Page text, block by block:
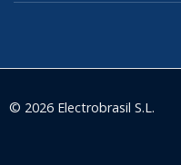
© 2026 Electrobrasil S.L.